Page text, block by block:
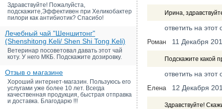
Здравствуйте! Пожалуйста,
подскажите,Эффективен при Хеликобактер
пилори как антибиотик? Спасибо!
Лечебный чай "Шеншитонг"
(Shenshitong Keli/ Shen Shi Tong Keli)
Ветеринар посоветовал давать этот чай
коту. У него МКБ. Подскажите дозировку.
Отзыв о магазине
Хороший интернет-магазин. Пользуюсь его
услугами уже более 10 лет. Всегда
качественная продукция, быстрая отправка
и доставка. Благодарю !!!
Ирина,
ответить на этот
Роман 11 Декабря
Подскажите какой
ответить на этот
Елена 12 Декабря
Здравствуйте!